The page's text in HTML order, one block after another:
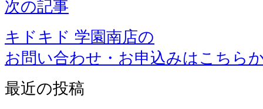
次の記事
キドキド 学園南店の
お問い合わせ・お申込みはこちら
最近の投稿